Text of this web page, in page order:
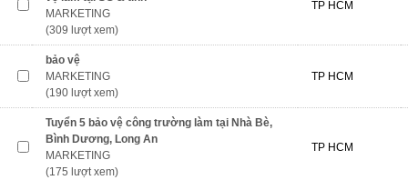
MARKETING
(309 lượt xem)
TP HCM
bảo vệ
MARKETING
(190 lượt xem)
TP HCM
Tuyển 5 bảo vệ công trường làm tại Nhà Bè,
Bình Dương, Long An
MARKETING
(175 lượt xem)
TP HCM